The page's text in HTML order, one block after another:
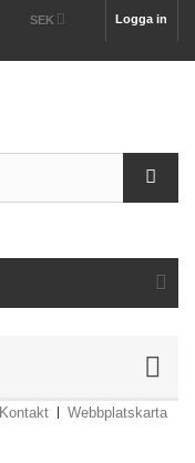
Logga in
SEK
Kontakt Webbplatskarta